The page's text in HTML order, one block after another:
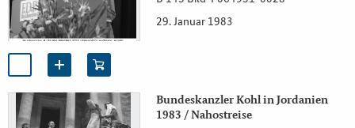
29. Januar 1983
Bundeskanzler Kohl in Jordanien
1983 / Nahostreise